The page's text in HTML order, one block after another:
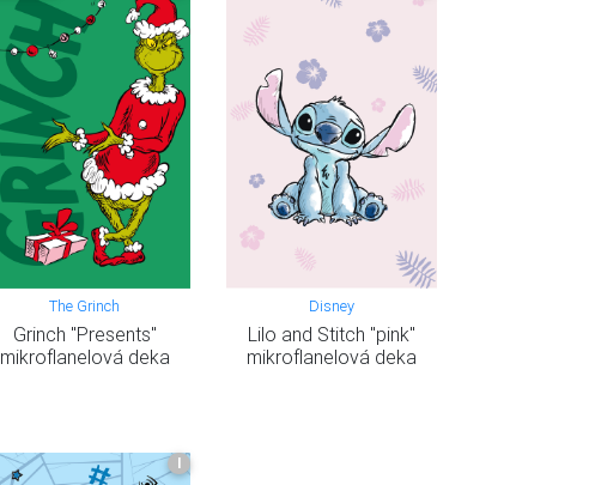
The Grinch
Grinch "Presents"
mikroflanelová deka
Disney
Lilo and Stitch "pink"
mikroflanelová deka
I